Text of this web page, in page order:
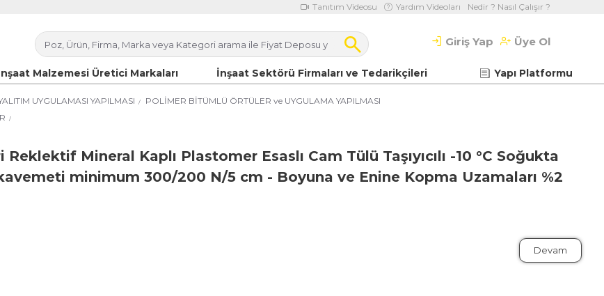
Tanıtım Videosu Yardım Videoları Nedir ? Nasıl Çalışır ?
Giriş Yap Üye Ol
Malzemesi Üretici Markaları İnşaat Sektörü Firmaları ve Tedarikçileri Yapı Platformu
UYGULAMASI YAPILMASI
POLİMER BİTÜMLÜ ÖRTÜLER ve UYGULAMA YAPILMASI
Mineral Kaplı Plastomer Esaslı Cam Tülü Taşıyıcılı -10 °C Soğukta
minimum 300/200 N/5 cm - Boyuna ve Enine Kopma Uzamaları %2
Devam